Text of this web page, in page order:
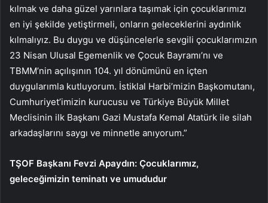
kılmak ve daha güzel yarınlara taşımak için çocuklarımızı
en iyi şekilde yetiştirmeli, onların geleceklerini aydınlık
kılmalıyız. Bu duygu ve düşüncelerle sevgili çocuklarımızın
23 Nisan Ulusal Egemenlik ve Çocuk Bayramı’nı ve
TBMM’nin açılışının 104. yıl dönümünü en içten
duygularımla kutluyorum. İstiklal Harbi’mizin Başkomutanı,
Cumhuriyet’imizin kurucusu ve Türkiye Büyük Millet
Meclisinin ilk Başkanı Gazi Mustafa Kemal Atatürk ile silah
arkadaşlarını saygı ve minnetle anıyorum.”
TŞOF Başkanı Fevzi Apaydın: Çocuklarımız,
geleceğimizin teminatı ve umududur